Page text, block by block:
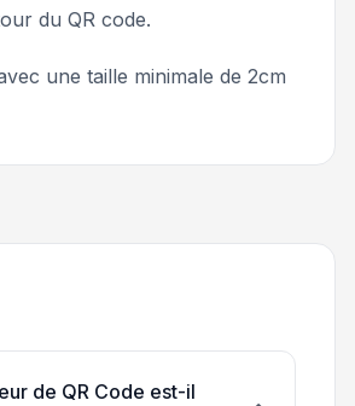
du QR code.
une taille minimale de 2cm
de QR Code est-il